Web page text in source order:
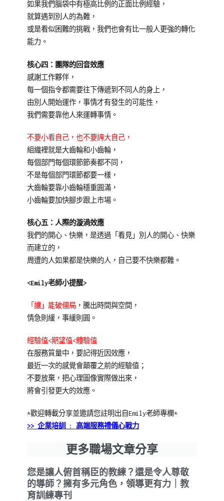
如果我們腦袋中有極高比例的正面比例經驗，
就算遇到別人的為難，
或是看似困難的挑戰，我們也會有比一般人更強的轉化
能力。
核心四：團隊的回音效應
感謝工作夥伴，
每一個指令都需要往下傳遞到不同人的身上，
由別人開始運作，事情才有發生的可能性，
我們需要靠他人來運轉事情。
不要小看自己，也不要誇大自己，
組織裡就是大齒輪和小齒輪，
每個部門每個環節節奏都不同，
不是每個部門環節都要一樣，
大齒輪要靠小齒輪穩重圓滿，
小齒輪要加快腳步跟上市場。
核心五：人際的漩渦效應
我們的開心、快樂，是透過「看見」別人的開心、快樂
而建立的，
周遭的人如果都是快樂的人，自己要不快樂都難。
<Emily老師小提醒>
「讓」能破僵局，騰出時間與空間，
情急則緩，事緩則圓。
經驗值<期望值<體驗值
在服務質量中，要記得近因效應，
最近一次的感覺會顛覆之前的經驗值；
不要放棄，把心理圖像實際做出來，
將會引發更大的效應。
*歡迎轉載分享並邀請您註明出自Emily老師專欄*
>> 企業培訓 : 高端服務禮儀心戰力
更多職場文章分享
您是讓人俯首稱臣的教練？還是令人尊敬
的導師？擁有多元角色，領導更有力｜教
育訓練專刊